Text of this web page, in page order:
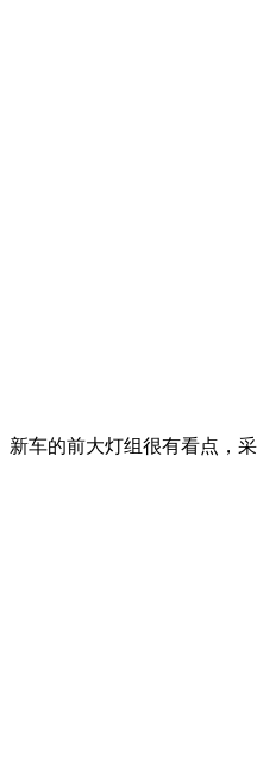
新车的前大灯组很有看点，